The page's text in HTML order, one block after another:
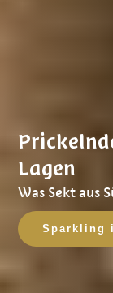
Lagen
Was Sekt aus
Sparkling